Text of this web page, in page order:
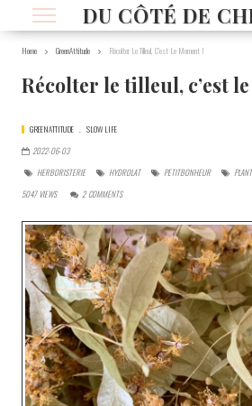
DU CÔTÉ DE
Home GreenAttitude Récolter Le Tilleul, C’est Le Moment !
Récolter le tilleul, c’est
GREENATTITUDE
SLOW LIFE
2022-06-03
HERBORISTERIE
HYDROLAT PETITBONHEUR
5047 VIEWS 2 COMMENTS